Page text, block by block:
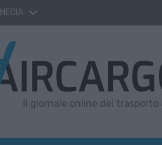
Il giornale online del trasporto